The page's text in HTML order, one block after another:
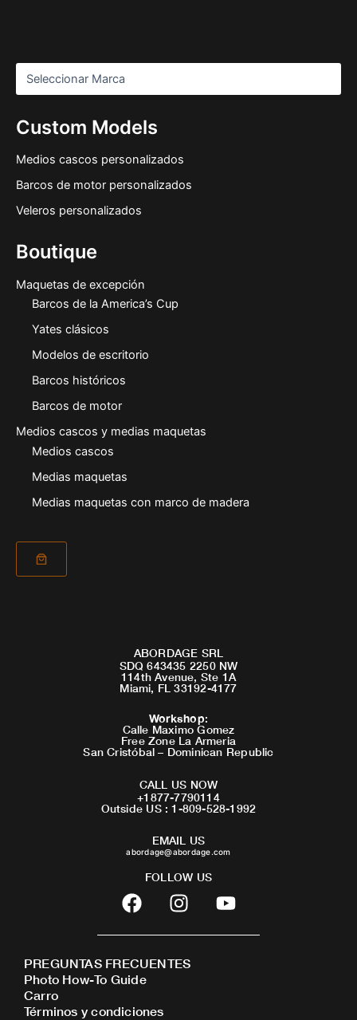
Custom Models
Medios cascos personalizados
Barcos de motor personalizados
Veleros personalizados
Boutique
Maquetas de excepción
Barcos de la America’s Cup
Yates clásicos
Modelos de escritorio
Barcos históricos
Barcos de motor
Medios cascos y medias maquetas
Medios cascos
Medias maquetas
Medias maquetas con marco de madera
ABORDAGE SRL
SDQ 643435 2250 NW
114th Avenue, Ste 1A
Miami, FL 33192-4177
Workshop:
Calle Maximo Gomez
Free Zone La Armeria
San Cristóbal – Dominican Republic
CALL US NOW
+1877-7790114
Outside US : 1-809-528-1992
EMAIL US
abordage@abordage.com
FOLLOW US
F
a
c
b
o
o
I
n
s
a
Y
o
u
PREGUNTAS FRECUENTES
Photo How-To Guide
Carro
Términos y condiciones